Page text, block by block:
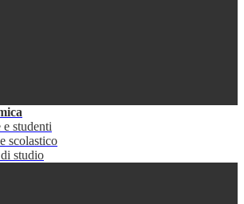
studenti
scolastico
studio